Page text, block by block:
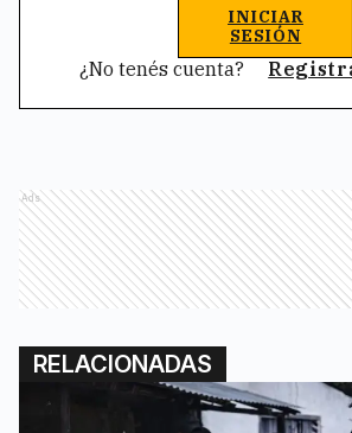
INICIAR
SESIÓN
¿No tenés cuenta?
Ads
RELACIONADAS